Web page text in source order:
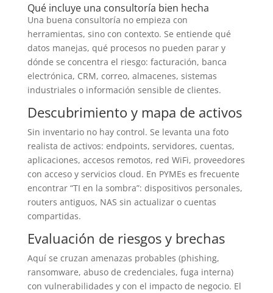
Qué incluye una consultoría bien hecha
Una buena consultoría no empieza con
herramientas, sino con contexto. Se entiende qué
datos manejas, qué procesos no pueden parar y
dónde se concentra el riesgo: facturación, banca
electrónica, CRM, correo, almacenes, sistemas
industriales o información sensible de clientes.
Descubrimiento y mapa de activos
Sin inventario no hay control. Se levanta una foto
realista de activos: endpoints, servidores, cuentas,
aplicaciones, accesos remotos, red WiFi, proveedores
con acceso y servicios cloud. En PYMEs es frecuente
encontrar “TI en la sombra”: dispositivos personales,
routers antiguos, NAS sin actualizar o cuentas
compartidas.
Evaluación de riesgos y brechas
Aquí se cruzan amenazas probables (phishing,
ransomware, abuso de credenciales, fuga interna)
con vulnerabilidades y con el impacto de negocio. El